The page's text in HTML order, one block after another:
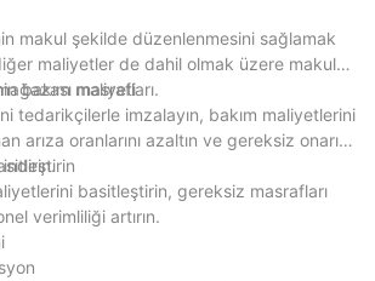
makul şekilde düzenlenmesini sağlamak
maliyetler de dahil olmak üzere makul
masrafları.
bakım maliyeti
tedarikçilerle imzalayın, bakım maliyetlerini
arıza oranlarını azaltın ve gereksiz onarım
indirin.
basitleştirin, gereksiz masrafları
verimliliği artırın.